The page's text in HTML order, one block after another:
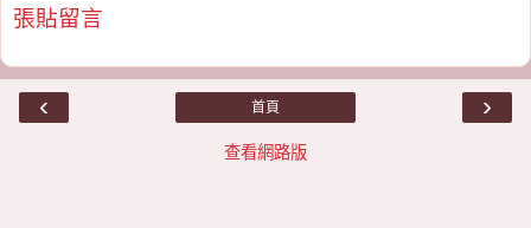
張貼留言
‹ ›
首頁
查看網路版